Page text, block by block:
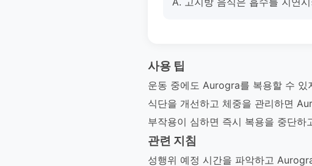
사용 팁
운동 중에도 Aurogra를 복용할 수 있
식단을 개선하고 체중을 관리하면
부작용이 심하면 즉시 복용을 중단하
관련 지침
성행위 예정 시간을 파악하고